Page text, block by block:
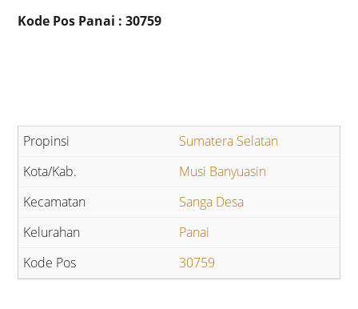
Kode Pos Panai : 30759
Sumatera Selatan
Musi Banyuasin
Sanga Desa
Panai
30759